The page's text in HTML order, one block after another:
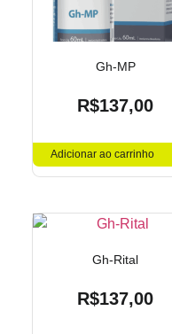
Gh-MP
R$137,00
Adicionar ao carrinho
Gh-Rital
R$137,00